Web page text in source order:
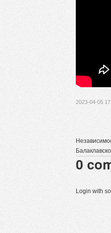
2023-04-05
0
Login with